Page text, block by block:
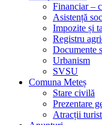
Financiar –
Asistență
Impozite și
Registru
Documente
Urbanism
SVSU
Comuna Meteș
Stare civilă
Prezentare
Atracții